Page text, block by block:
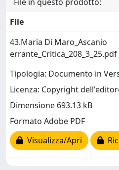
File
43.Maria Di Maro_Ascanio
errante_Critica_208_3_25.pdf
Tipologia: Documento in
Licenza: Copyright
Dimensione 693.13 kB
Formato Adobe PDF
Visualizza/Apri